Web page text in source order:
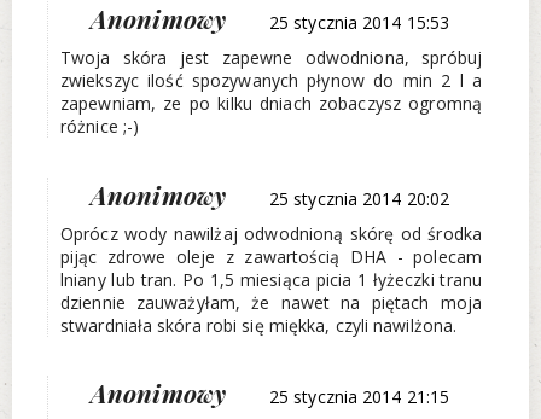
Anonimowy
25 stycznia 2014 15:53
Twoja skóra jest zapewne odwodniona, spróbuj
zwiekszyc ilość spozywanych płynow do min 2 l a
zapewniam, ze po kilku dniach zobaczysz ogromną
różnice ;-)
Anonimowy
25 stycznia 2014 20:02
Oprócz wody nawilżaj odwodnioną skórę od środka
pijąc zdrowe oleje z zawartością DHA - polecam
lniany lub tran. Po 1,5 miesiąca picia 1 łyżeczki tranu
dziennie zauważyłam, że nawet na piętach moja
stwardniała skóra robi się miękka, czyli nawilżona.
Anonimowy
25 stycznia 2014 21:15